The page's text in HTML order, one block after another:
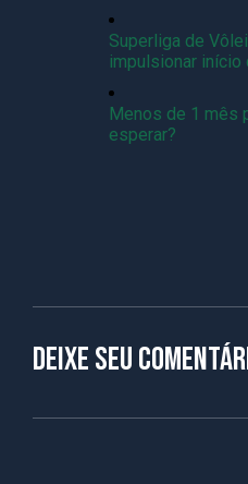
Superliga de
impulsionar início
Menos de 1 mês
esperar?
Deixe seu